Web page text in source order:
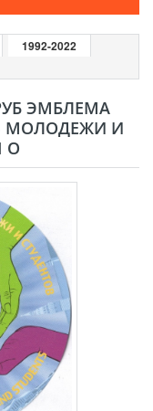
1992-2022
ЭМБЛЕМА
МОЛОДЕЖИ И
O